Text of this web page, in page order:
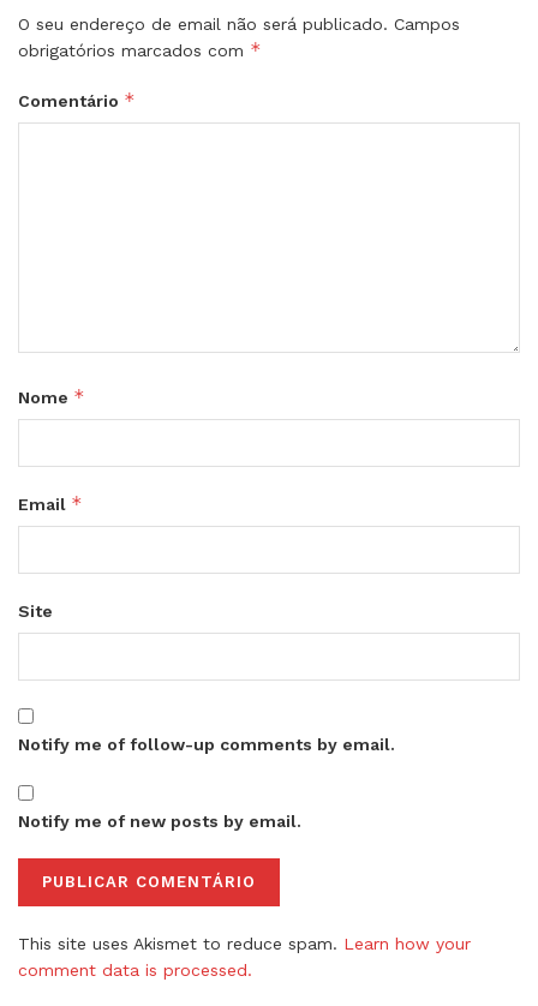
O seu endereço de email não será publicado. Campos
obrigatórios marcados com *
Comentário *
Nome *
Email *
Site
Notify me of follow-up comments by email.
Notify me of new posts by email.
This site uses Akismet to reduce spam. Learn how your
comment data is processed.